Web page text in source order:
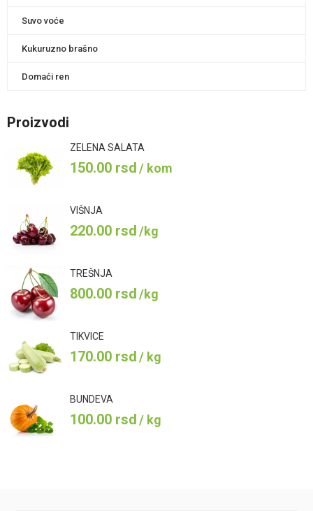
Suvo voće
Kukuruzno brašno
Domaći ren
Proizvodi
ZELENA SALATA
150.00 rsd/ kom
VIŠNJA
220.00 rsd/kg
TREŠNJA
800.00 rsd/kg
TIKVICE
170.00 rsd/ kg
BUNDEVA
100.00 rsd/ kg